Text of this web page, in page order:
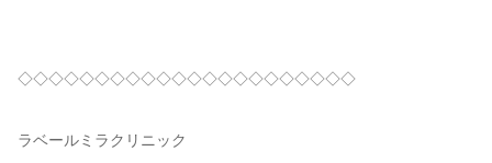
◇◇◇◇◇◇◇◇◇◇◇◇◇◇◇◇◇◇◇◇◇◇
ラベールミラクリニック